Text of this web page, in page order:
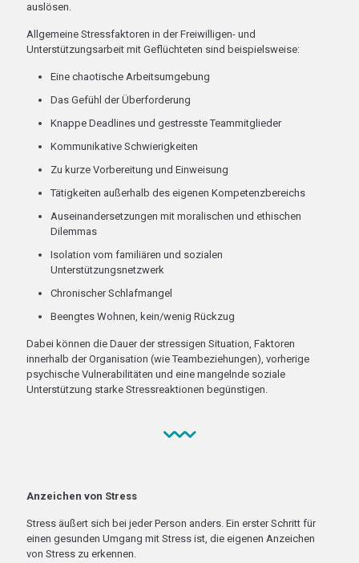
auslösen.
Allgemeine Stressfaktoren in der Freiwilligen- und
Unterstützungsarbeit mit Geflüchteten sind beispielsweise:
Eine chaotische Arbeitsumgebung
Das Gefühl der Überforderung
Knappe Deadlines und gestresste Teammitglieder
Kommunikative Schwierigkeiten
Zu kurze Vorbereitung und Einweisung
Tätigkeiten außerhalb des eigenen Kompetenzbereichs
Auseinandersetzungen mit moralischen und ethischen
Dilemmas
Isolation vom familiären und sozialen
Unterstützungsnetzwerk
Chronischer Schlafmangel
Beengtes Wohnen, kein/wenig Rückzug
Dabei können die Dauer der stressigen Situation, Faktoren
innerhalb der Organisation (wie Teambeziehungen), vorherige
psychische Vulnerabilitäten und eine mangelnde soziale
Unterstützung starke Stressreaktionen begünstigen.
Anzeichen von Stress
Stress äußert sich bei jeder Person anders. Ein erster Schritt für
einen gesunden Umgang mit Stress ist, die eigenen Anzeichen
von Stress zu erkennen.